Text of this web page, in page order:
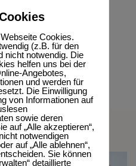
Cookies.
(z.B. für den
nicht notwendig. Die
helfen uns bei der
Angebotes,
und werden für
Die Einwilligung
von Informationen auf
sowie deren
auf „Alle akzeptieren“,
notwendigen
auf „Alle ablehnen“,
Sie können
detaillierte